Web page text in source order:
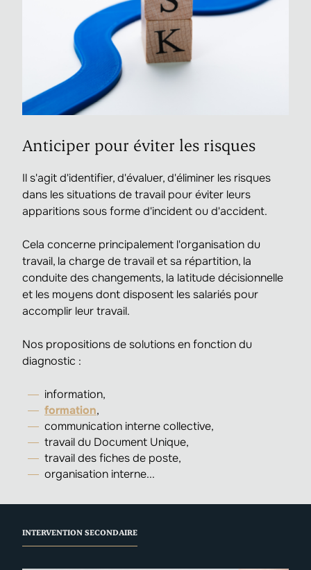
Anticiper pour éviter les risques
Il s'agit d'identifier, d'évaluer, d'éliminer les risques
dans les situations de travail pour éviter leurs
apparitions sous forme d'incident ou d'accident.
Cela concerne principalement l'organisation du
travail, la charge de travail et sa répartition, la
conduite des changements, la latitude décisionnelle
et les moyens dont disposent les salariés pour
accomplir leur travail.
Nos propositions de solutions en fonction du
diagnostic :
information,
formation,
communication interne collective,
travail du Document Unique,
travail des fiches de poste,
organisation interne...
INTERVENTION SECONDAIRE